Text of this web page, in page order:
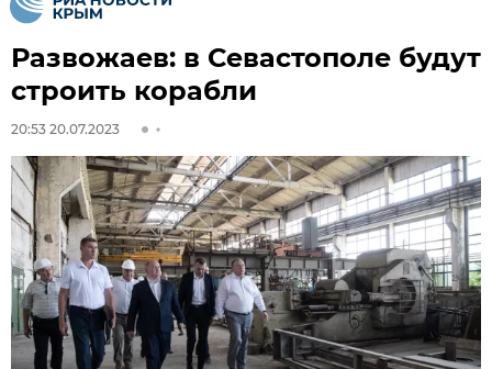
Развожаев: в Севастополе будут
строить корабли
20:53 20.07.2023